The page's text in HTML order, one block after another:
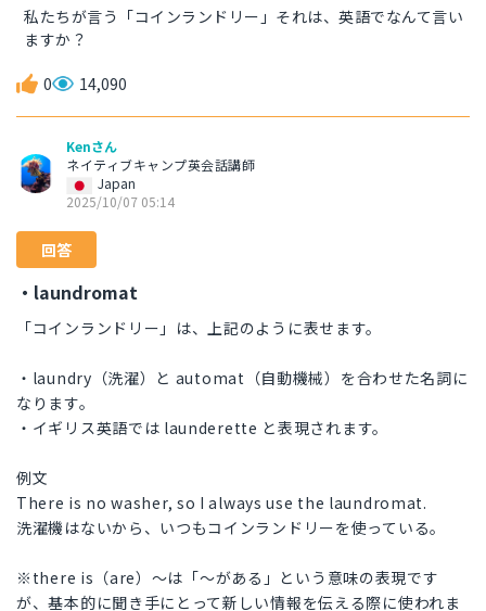
私たちが言う「コインランドリー」それは、英語でなんて言い
ますか？
0 14,090
Kenさん
ネイティブキャンプ英会話講師
Japan
2025/10/07 05:14
回答
・laundromat
「コインランドリー」は、上記のように表せます。
・laundry（洗濯）と automat（自動機械）を合わせた名詞に
なります。
・イギリス英語では launderette と表現されます。
例文
There is no washer, so I always use the laundromat.
洗濯機はないから、いつもコインランドリーを使っている。
※there is（are）～は「～がある」という意味の表現です
が、基本的に聞き手にとって新しい情報を伝える際に使われま